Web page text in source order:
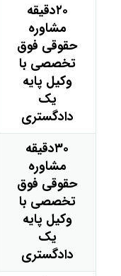
۲۰دقیقه
مشاوره
حقوقی فوق
تخصصی با
وکیل پایه
یک
دادگستری
۳۰دقیقه
مشاوره
حقوقی فوق
تخصصی با
وکیل پایه
یک
دادگستری